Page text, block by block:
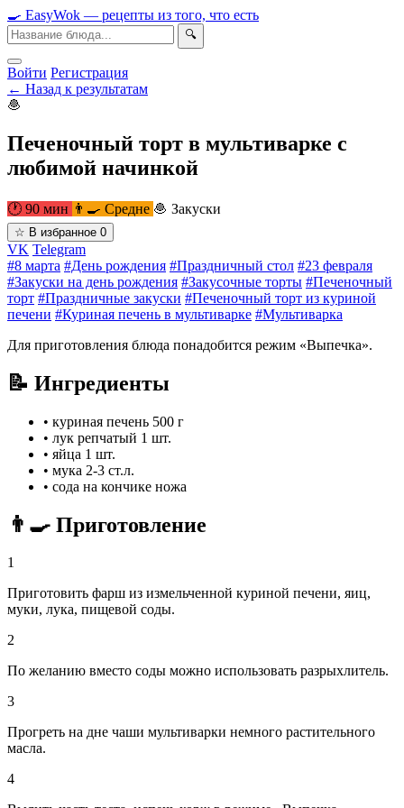
🍳 EasyWok — рецепты из того, что есть
🔍
Войти Регистрация
← Назад к результатам
🧆
Печеночный торт в мультиварке с
любимой начинкой
🕐 90 мин 👨‍🍳 Средне 🧆 Закуски
☆ В избранное 0
VK Telegram
#8 марта #День рождения #Праздничный стол #23 февраля
#Закуски на день рождения #Закусочные торты #Печеночный
торт #Праздничные закуски #Печеночный торт из куриной
печени #Куриная печень в мультиварке #Мультиварка
Для приготовления блюда понадобится режим «Выпечка».
📝 Ингредиенты
• куриная печень 500 г
• лук репчатый 1 шт.
• яйца 1 шт.
• мука 2-3 ст.л.
• сода на кончике ножа
👨‍🍳 Приготовление
1
Приготовить фарш из измельченной куриной печени, яиц,
муки, лука, пищевой соды.
2
По желанию вместо соды можно использовать разрыхлитель.
3
Прогреть на дне чаши мультиварки немного растительного
масла.
4